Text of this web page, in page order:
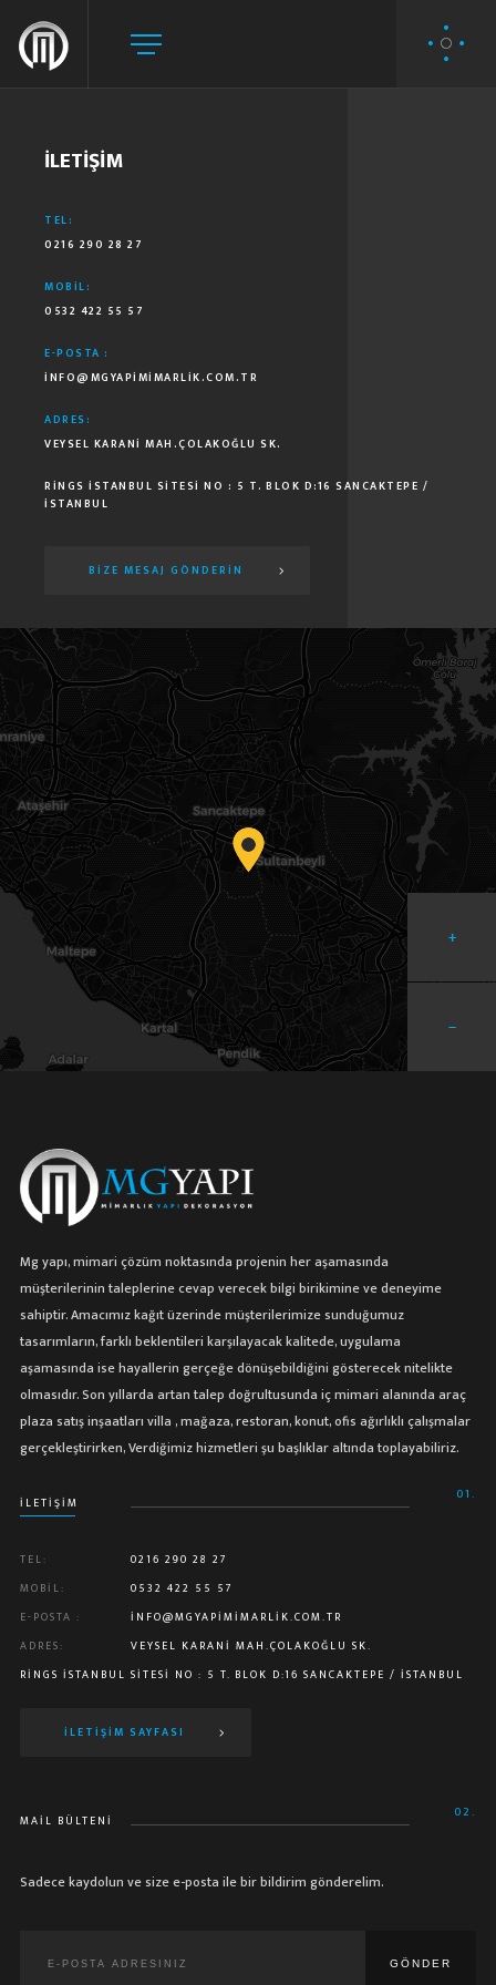
İLETIŞIM
TEL:
0216 290 28 27
MOBIL:
0532 422 55 57
E-POSTA :
INFO@MGYAPIMIMARLIK.COM.TR
ADRES:
VEYSEL KARANI MAH.ÇOLAKOĞLU SK.
RINGS İSTANBUL SITESI NO : 5 T. BLOK D:16 SANCAKTEPE /
İSTANBUL
BIZE MESAJ GÖNDERIN
+
−
Mg yapı, mimari çözüm noktasında projenin her aşamasında
müşterilerinin taleplerine cevap verecek bilgi birikimine ve deneyime
sahiptir. Amacımız kağıt üzerinde müşterilerimize sunduğumuz
tasarımların, farklı beklentileri karşılayacak kalitede, uygulama
aşamasında ise hayallerin gerçeğe dönüşebildiğini gösterecek nitelikte
olmasıdır. Son yıllarda artan talep doğrultusunda iç mimari alanında araç
plaza satış inşaatları villa , mağaza, restoran, konut, ofis ağırlıklı çalışmalar
gerçekleştirirken, Verdiğimiz hizmetleri şu başlıklar altında toplayabiliriz.
01.
ILETIŞIM
TEL:
0216 290 28 27
MOBIL:
0532 422 55 57
E-POSTA :
INFO@MGYAPIMIMARLIK.COM.TR
ADRES:
VEYSEL KARANI MAH.ÇOLAKOĞLU SK.
RINGS İSTANBUL SITESI NO : 5 T. BLOK D:16 SANCAKTEPE / İSTANBUL
İLETIŞIM SAYFASI
02.
MAIL BÜLTENI
Sadece kaydolun ve size e-posta ile bir bildirim gönderelim.
GÖNDER